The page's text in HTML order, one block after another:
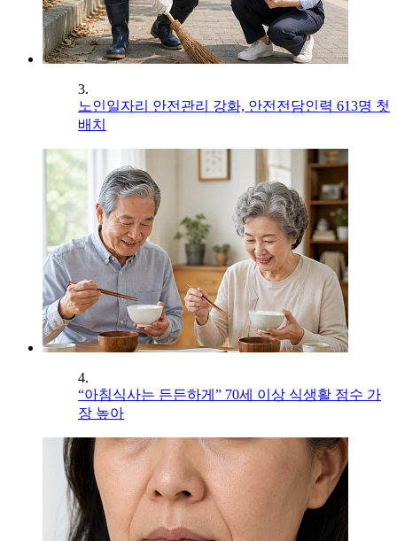
3.
노인일자리 안전관리 강화, 안전전담인력 613명 첫
배치
4.
“아침식사는 든든하게” 70세 이상 식생활 점수 가
장 높아